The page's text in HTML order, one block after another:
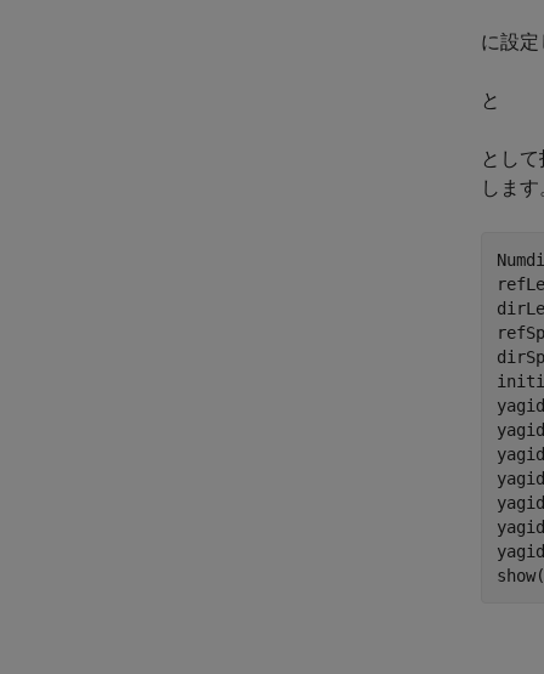
に設
と
とし
します